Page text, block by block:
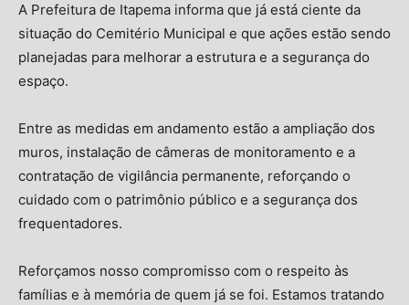
A Prefeitura de Itapema informa que já está ciente da
situação do Cemitério Municipal e que ações estão sendo
planejadas para melhorar a estrutura e a segurança do
espaço.
Entre as medidas em andamento estão a ampliação dos
muros, instalação de câmeras de monitoramento e a
contratação de vigilância permanente, reforçando o
cuidado com o patrimônio público e a segurança dos
frequentadores.
Reforçamos nosso compromisso com o respeito às
famílias e à memória de quem já se foi. Estamos tratando